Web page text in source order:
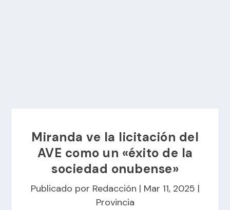
Miranda ve la licitación del
AVE como un «éxito de la
sociedad onubense»
Publicado por Redacción | Mar 11, 2025 |
Provincia